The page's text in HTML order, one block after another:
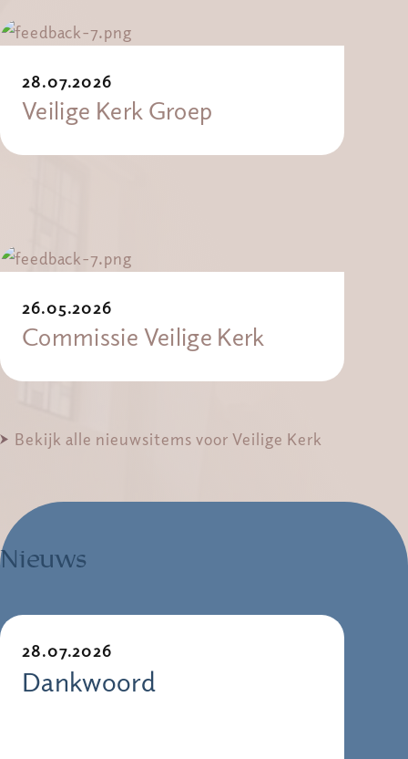
28.07.2026
Veilige Kerk Groep
26.05.2026
Commissie Veilige Kerk
Bekijk alle nieuwsitems voor Veilige Kerk
Nieuws
28.07.2026
Dankwoord